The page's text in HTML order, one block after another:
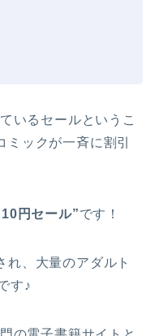
いるセールというこ
ックが一斉に割引
円セール”です！
れ、大量のアダルト
す♪